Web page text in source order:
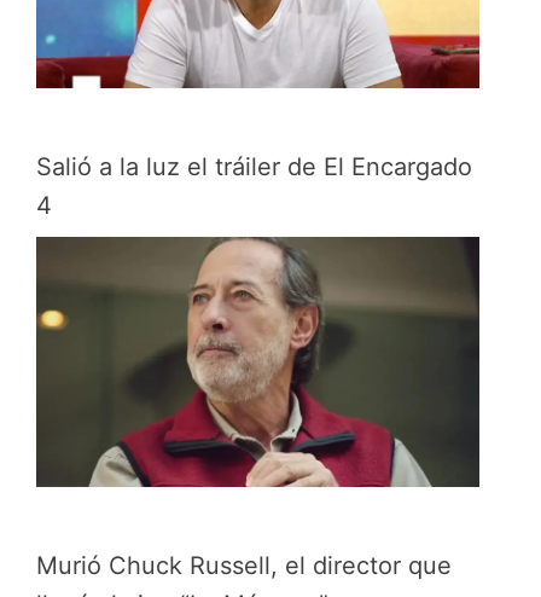
Salió a la luz el tráiler de El Encargado
4
Murió Chuck Russell, el director que